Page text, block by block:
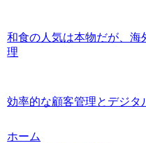
和食の人気は本物だが、海
理
効率的な顧客管理とデジタ
ホーム